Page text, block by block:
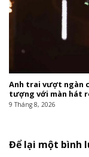
Anh trai vượt ngàn
tượng với màn hát
9 Tháng 8, 2026
Để lại một bình